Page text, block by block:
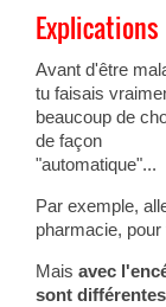
Explications
Avant d'être
tu faisais
beaucoup de
de façon
"automatique"...
Par exemple,
pharmacie,
Mais avec
sont différentes